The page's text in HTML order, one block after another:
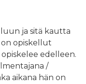
ja sitä kautta
on opiskellut
edelleen.
/
aikana hän on